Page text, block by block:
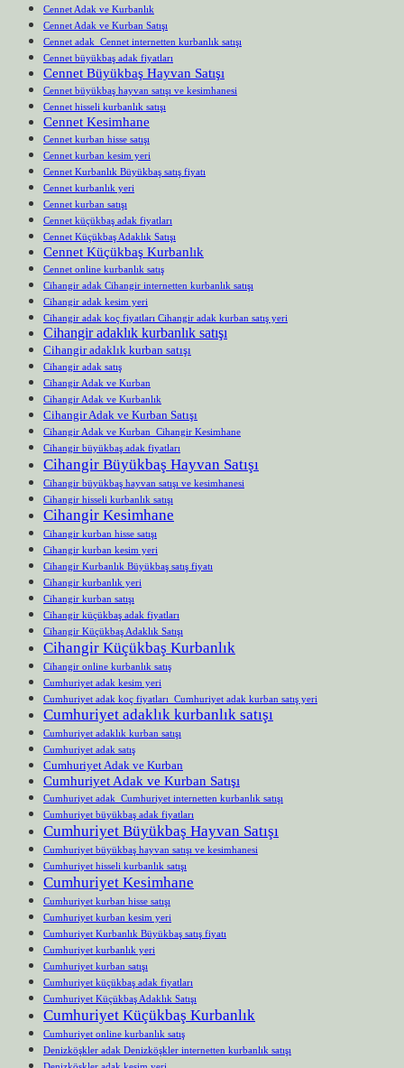
Cennet Adak ve Kurbanlık
Cennet Adak ve Kurban Satışı
Cennet adak Cennet internetten kurbanlık satışı
Cennet büyükbaş adak fiyatları
Cennet Büyükbaş Hayvan Satışı
Cennet büyükbaş hayvan satışı ve kesimhanesi
Cennet hisseli kurbanlık satışı
Cennet Kesimhane
Cennet kurban hisse satışı
Cennet kurban kesim yeri
Cennet Kurbanlık Büyükbaş satış fiyatı
Cennet kurbanlık yeri
Cennet kurban satışı
Cennet küçükbaş adak fiyatları
Cennet Küçükbaş Adaklık Satışı
Cennet Küçükbaş Kurbanlık
Cennet online kurbanlık satış
Cihangir adak Cihangir internetten kurbanlık satışı
Cihangir adak kesim yeri
Cihangir adak koç fiyatları Cihangir adak kurban satış yeri
Cihangir adaklık kurbanlık satışı
Cihangir adaklık kurban satışı
Cihangir adak satış
Cihangir Adak ve Kurban
Cihangir Adak ve Kurbanlık
Cihangir Adak ve Kurban Satışı
Cihangir Adak ve Kurban Cihangir Kesimhane
Cihangir büyükbaş adak fiyatları
Cihangir Büyükbaş Hayvan Satışı
Cihangir büyükbaş hayvan satışı ve kesimhanesi
Cihangir hisseli kurbanlık satışı
Cihangir Kesimhane
Cihangir kurban hisse satışı
Cihangir kurban kesim yeri
Cihangir Kurbanlık Büyükbaş satış fiyatı
Cihangir kurbanlık yeri
Cihangir kurban satışı
Cihangir küçükbaş adak fiyatları
Cihangir Küçükbaş Adaklık Satışı
Cihangir Küçükbaş Kurbanlık
Cihangir online kurbanlık satış
Cumhuriyet adak kesim yeri
Cumhuriyet adak koç fiyatları Cumhuriyet adak kurban satış yeri
Cumhuriyet adaklık kurbanlık satışı
Cumhuriyet adaklık kurban satışı
Cumhuriyet adak satış
Cumhuriyet Adak ve Kurban
Cumhuriyet Adak ve Kurban Satışı
Cumhuriyet adak Cumhuriyet internetten kurbanlık satışı
Cumhuriyet büyükbaş adak fiyatları
Cumhuriyet Büyükbaş Hayvan Satışı
Cumhuriyet büyükbaş hayvan satışı ve kesimhanesi
Cumhuriyet hisseli kurbanlık satışı
Cumhuriyet Kesimhane
Cumhuriyet kurban hisse satışı
Cumhuriyet kurban kesim yeri
Cumhuriyet Kurbanlık Büyükbaş satış fiyatı
Cumhuriyet kurbanlık yeri
Cumhuriyet kurban satışı
Cumhuriyet küçükbaş adak fiyatları
Cumhuriyet Küçükbaş Adaklık Satışı
Cumhuriyet Küçükbaş Kurbanlık
Cumhuriyet online kurbanlık satış
Denizköşkler adak Denizköşkler internetten kurbanlık satışı